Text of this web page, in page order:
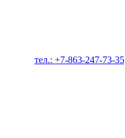
тел.: +7-863-247-73-35